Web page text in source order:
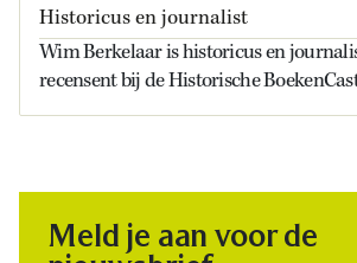
Historicus en journalist
Wim Berkelaar is historicus en
recensent bij de Historische
Meld je aan voor de